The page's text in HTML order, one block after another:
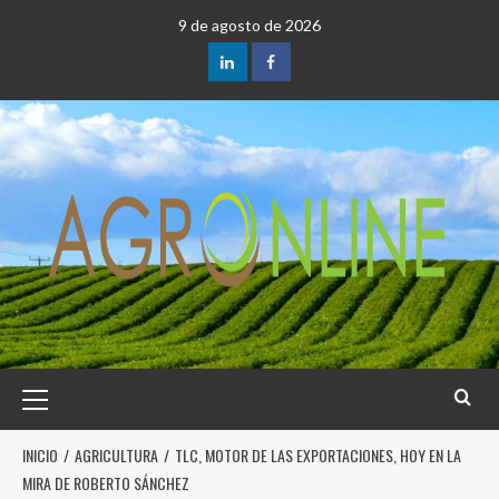
9 de agosto de 2026
INICIO AGRICULTURA
TLC, MOTOR DE LAS EXPORTACIONES, HOY EN LA
MIRA DE ROBERTO SÁNCHEZ